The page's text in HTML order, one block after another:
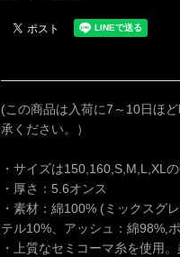
(この商品は入荷に7～10日ほ
承ください。）
・サイズは150,160,S,M,L,XL
・厚さ：5.6オンス
・素材：綿100% (ミックスグ
テル10%、アッシュ：綿98%,
・上質なセミコーマ糸を使用